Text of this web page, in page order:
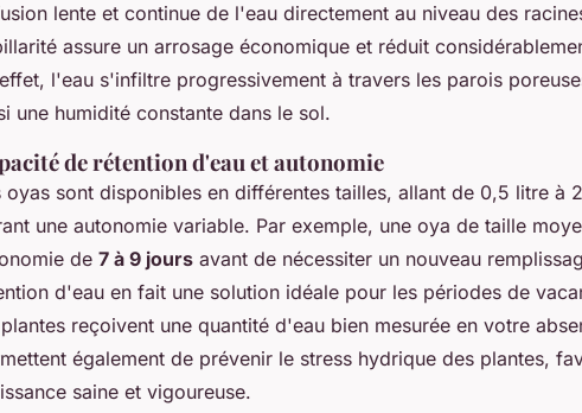
lente et continue de l'eau directement au niveau des
assure un arrosage économique et réduit
l'eau s'infiltre progressivement à travers les parois
une humidité constante dans le sol.
de rétention d'eau et autonomie
oyas sont disponibles en différentes tailles, allant de 0,5 litre à
une autonomie variable. Par exemple, une oya de taille
de 7 à 9 jours avant de nécessiter un nouveau
d'eau en fait une solution idéale pour les périodes de
reçoivent une quantité d'eau bien mesurée en votre
également de prévenir le stress hydrique des plantes,
saine et vigoureuse.